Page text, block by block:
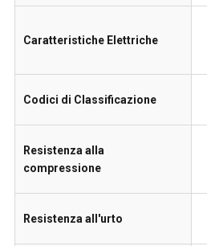
Caratteristiche Elettriche
Codici di Classificazione
Resistenza alla
compressione
Resistenza all'urto